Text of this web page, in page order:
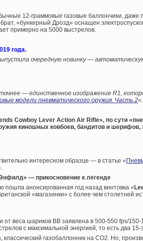
12-граммовые газовые баллончики, даже
«бункерный Дрозд» оснащен
примерно на 5000 выстрелов.
года.
очередную новинку —
— единственное изображение R1,
модели пневматического оружия. Часть 2«.
Cowboy Lever Action Air Rifle», по сути
киношных ковбоев, бандитов и
интересном образце — в статье «
— прикосновение к легенде
пошла анонсированная год назад винтовка «
«магазинки» с более чем столетней
от веса шариков ВВ заявлена в 500-550 fps/
с максимальной энергией, то есть два
классический газобаллонник на СО2. Но,